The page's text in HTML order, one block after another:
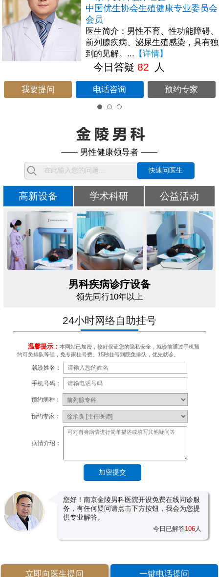
中国优生协会生殖健康专业委员会
会员
医生简介：男性不育、性功能障碍、
前列腺疾病、泌尿生殖感染，具有独
到的见解。... 【详情】
今日答疑 82 人
我要提问 电话咨询 预约专家
—— 男性健康领导者 ——
快速问医生
高新设备 学术科研 公益活动
男科疾病诊疗设备
领先同行10年以上
24小时网络自助挂号
温馨提示：本网站已加密，较好保证您的隐私安全，就诊前通过手机预
约可免排队等候，免专家挂号费。15秒挂号到院免排队，优先就诊。
就诊姓名：
手机号码：
预约病种：
预约专家：
病情介绍：
您好！南京金陵男科医院开设免费在线问诊服
务，有任何疑问请点击下方按钮，我会为您提
供专业解答。
今日已解答106人
立即向医生提问 一键电话提问